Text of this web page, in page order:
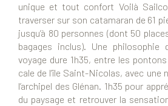
unique et tout confort Voilà
traverser sur son catamaran de 61
jusqu’à 80 personnes (dont 50
bagages inclus). Une
voyage dure 1h35, entre les
cale de l’île Saint-Nicolas, avec une
l’archipel des Glénan. 1h35 pour
du paysage et retrouver la